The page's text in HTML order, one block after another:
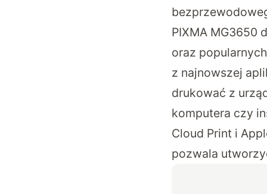
PIXMA MG3650
oraz
z najnowszej
drukować z
komputera czy
Cloud Print i
pozwala